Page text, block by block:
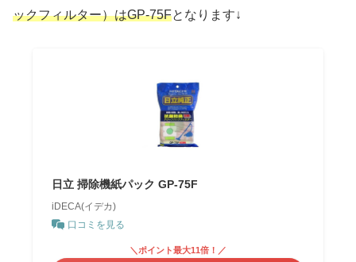
ックフィルター）はGP-75Fとなります↓
日立 掃除機紙パック GP-75F
iDECA(イデカ)
口コミを見る
＼ポイント最大11倍！／